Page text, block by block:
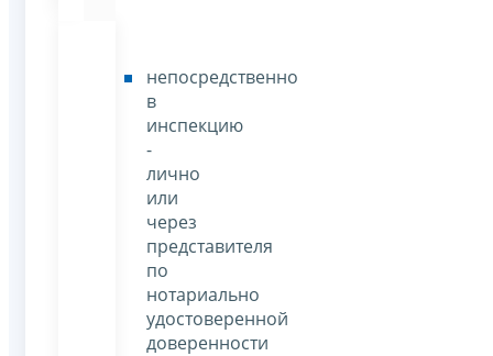
непосредственно
в
инспекцию
-
лично
или
через
представителя
по
нотариально
удостоверенной
доверенности